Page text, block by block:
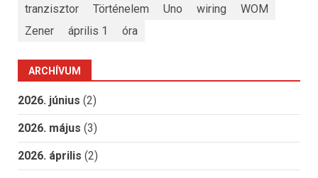
tranzisztor
Történelem Uno wiring
WOM
Zener
április 1 óra
ARCHÍVUM
2026. június (2)
2026. május (3)
2026. április (2)